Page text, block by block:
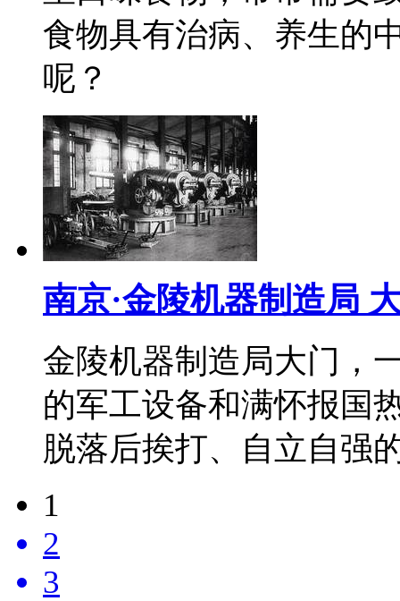
食物具有治病、养生的
呢？
南京·金陵机器制造局
金陵机器制造局大门，
的军工设备和满怀报国
脱落后挨打、自立自
1
2
3